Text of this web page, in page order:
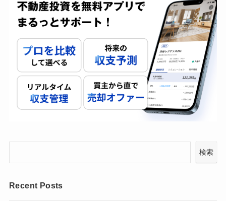
検索
Recent Posts